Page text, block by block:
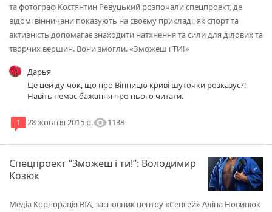
та фотограф Костянтин Ревуцький розпочали спецпроект, де
відомі вінничани показують на своєму прикладі, як спорт та
активність допомагає знаходити натхнення та сили для ділових та
творчих вершин. Вони змогли. «Зможеш і ТИ!»
Дарья
Це цей ду-чок, що про Вінницю криві шуточки розказує?!
Навіть немає бажання про нього читати.
1 28 жовтня 2015 р.visibility1138
Спецпроект “Зможеш і ти!”: Володимир
Козюк
Медіа Корпорація RІА, засновник центру «Сенсей» Аліна Новинюк